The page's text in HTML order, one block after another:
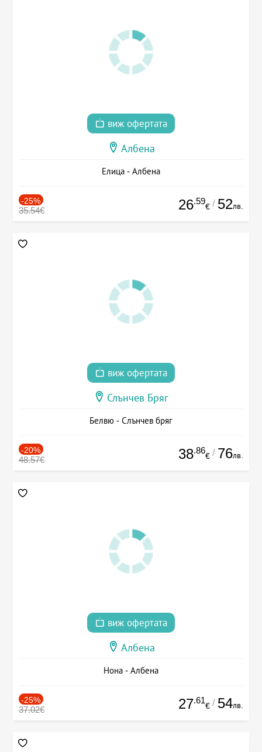
виж офертата
Албена
Елица - Албена
-25%
35.54€ 26.59
€ / 52лв.
виж офертата
Слънчев Бряг
Белвю - Слънчев бряг
-20%
48.57€ 38.86
€ / 76лв.
виж офертата
Албена
Нона - Албена
-25%
37.02€ 27.61
€ / 54лв.